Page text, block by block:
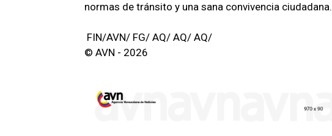
normas de tránsito y una sana convivencia ciudadana.
FIN/AVN/ FG/ AQ/ AQ/ AQ/
© AVN - 2026